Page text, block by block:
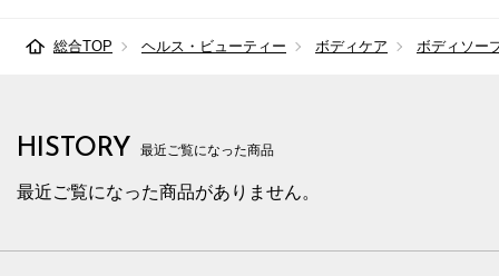
総合TOP ヘルス・ビューティー ボディケア ボディソー
HISTORY 最近ご覧になった商品
最近ご覧になった商品がありません。